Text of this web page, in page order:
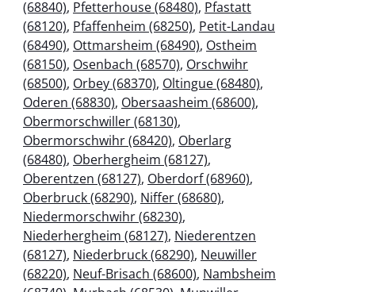
(68840), Pfetterhouse (68480), Pfastatt
(68120), Pfaffenheim (68250), Petit-Landau
(68490), Ottmarsheim (68490), Ostheim
(68150), Osenbach (68570), Orschwihr
(68500), Orbey (68370), Oltingue (68480),
Oderen (68830), Obersaasheim (68600),
Obermorschwiller (68130),
Obermorschwihr (68420), Oberlarg
(68480), Oberhergheim (68127),
Oberentzen (68127), Oberdorf (68960),
Oberbruck (68290), Niffer (68680),
Niedermorschwihr (68230),
Niederhergheim (68127), Niederentzen
(68127), Niederbruck (68290), Neuwiller
(68220), Neuf-Brisach (68600), Nambsheim